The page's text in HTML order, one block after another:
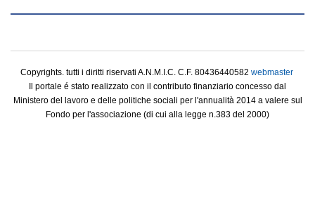
Copyrights. tutti i diritti riservati A.N.M.I.C. C.F. 80436440582 webmaster
Il portale é stato realizzato con il contributo finanziario concesso dal
Ministero del lavoro e delle politiche sociali per l'annualità 2014 a valere sul
Fondo per l'associazione (di cui alla legge n.383 del 2000)